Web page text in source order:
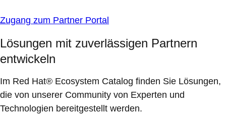
Zugang zum Partner Portal
Lösungen mit zuverlässigen Partnern
entwickeln
Im Red Hat® Ecosystem Catalog finden Sie Lösungen,
die von unserer Community von Experten und
Technologien bereitgestellt werden.